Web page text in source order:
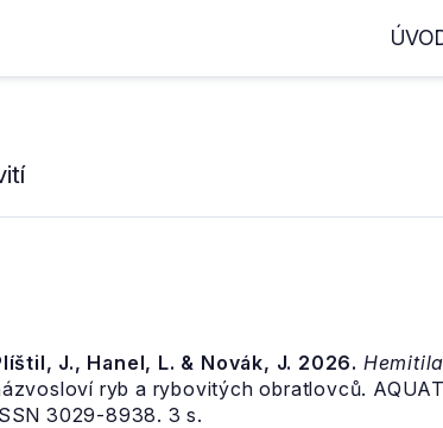
J., Hanel, L. & Novák, J. 2026.
ryb a rybovitých obratlovců.
3029-8938. 3 s.